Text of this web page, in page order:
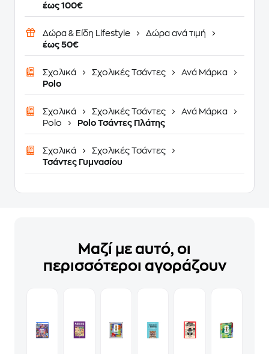
έως 100€
Δώρα & Είδη Lifestyle
Δώρα ανά τιμή
έως 50€
Σχολικά Σχολικές Τσάντες
Ανά Μάρκα
Polo
Σχολικά Σχολικές Τσάντες
Ανά Μάρκα
Polo
Polo Τσάντες Πλάτης
Σχολικά
Σχολικές Τσάντες
Τσάντες Γυμνασίου
Μαζί με αυτό, οι
περισσότεροι αγοράζουν